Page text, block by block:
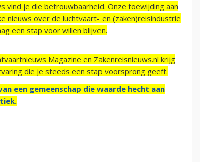
vind je die betrouwbaarheid. Onze toewijding aan
nieuws over de luchtvaart- en (zaken)reisindustrie
een stap voor willen blijven.
Magazine en Zakenreisnieuws.nl krijg
die je steeds een stap voorsprong geeft.
een gemeenschap die waarde hecht aan